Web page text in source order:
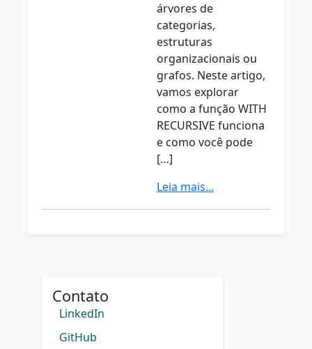
árvores de
categorias,
estruturas
organizacionais ou
grafos. Neste artigo,
vamos explorar
como a função WITH
RECURSIVE funciona
e como você pode
[…]
Leia mais...
Contato
LinkedIn
GitHub